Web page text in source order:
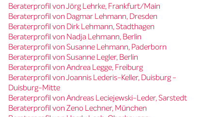
Beraterprofil von Jörg Lehrke, Frankfurt/Main
Beraterprofil von Dagmar Lehmann, Dresden
Beraterprofil von Dirk Lehmann, Stadthagen
Beraterprofil von Nadja Lehmann, Berlin
Beraterprofil von Susanne Lehmann, Paderborn
Beraterprofil von Susanne Legler, Berlin
Beraterprofil von Andrea Legge, Freiburg
Beraterprofil von Joannis Lederis-Keller, Duisburg -
Duisburg-Mitte
Beraterprofil von Andreas Leciejewski-Leder, Sarstedt
Beraterprofil von Zeno Lechner, München